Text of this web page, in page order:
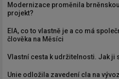
Modernizace proměnila
projekt?
EIA, co to vlastně je a co má
člověka na Měsíci
Vlastní cesta k udržitelnosti. Jak ji
Unie odložila zavedení cla na